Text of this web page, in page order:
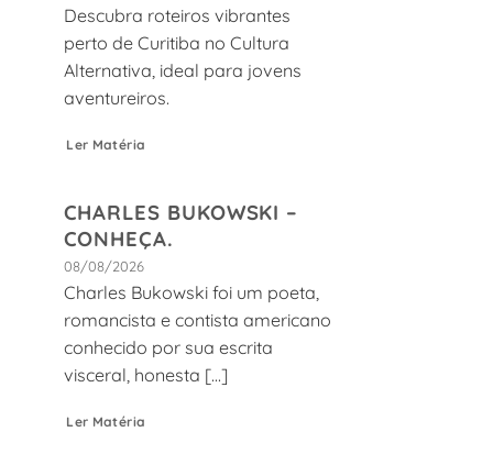
Descubra roteiros vibrantes
perto de Curitiba no Cultura
Alternativa, ideal para jovens
aventureiros.
Ler Matéria
CHARLES BUKOWSKI –
CONHEÇA.
08/08/2026
Charles Bukowski foi um poeta,
romancista e contista americano
conhecido por sua escrita
visceral, honesta [...]
Ler Matéria